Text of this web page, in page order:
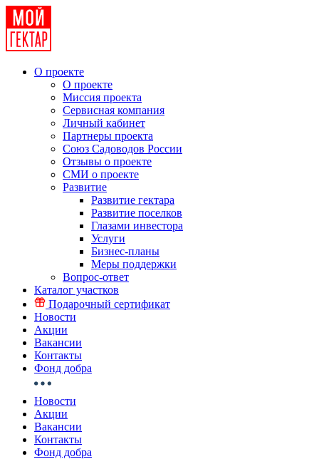
О проекте
О проекте
Миссия проекта
Сервисная компания
Личный кабинет
Партнеры проекта
Союз Садоводов России
Отзывы о проекте
СМИ о проекте
Развитие
Развитие гектара
Развитие поселков
Глазами инвестора
Услуги
Бизнес-планы
Меры поддержки
Вопрос-ответ
Каталог участков
Подарочный сертификат
Новости
Акции
Вакансии
Контакты
Фонд добра
Новости
Акции
Вакансии
Контакты
Фонд добра